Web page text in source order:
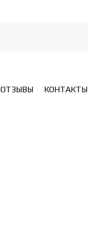
ОТЗЫВЫ КОНТАКТЫ